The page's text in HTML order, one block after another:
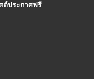
ต์ประกาศฟรี